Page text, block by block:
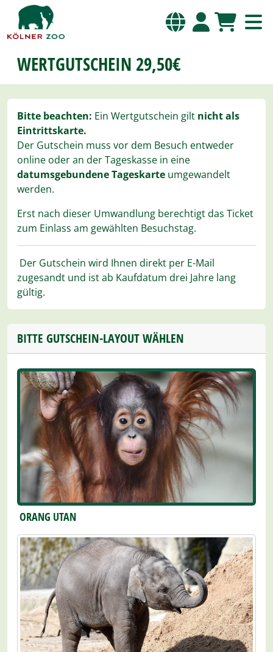
WERTGUTSCHEIN 29,50€
Bitte beachten: Ein Wertgutschein gilt nicht als
Eintrittskarte.
Der Gutschein muss vor dem Besuch entweder
online oder an der Tageskasse in eine
datumsgebundene Tageskarte umgewandelt
werden.
Erst nach dieser Umwandlung berechtigt das Ticket
zum Einlass am gewählten Besuchstag.
Der Gutschein wird Ihnen direkt per E-Mail
zugesandt und ist ab Kaufdatum drei Jahre lang
gültig.
BITTE GUTSCHEIN-LAYOUT WÄHLEN
ORANG UTAN